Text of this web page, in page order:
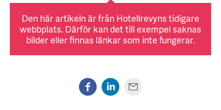
Den här artikeln är från Hotellrevyns tidigare
webbplats. Därför kan det till exempel saknas
bilder eller finnas länkar som inte fungerar.